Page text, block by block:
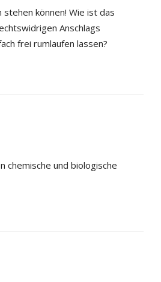
können! Wie ist das
Anschlags
frei rumlaufen lassen?
chemische und biologische